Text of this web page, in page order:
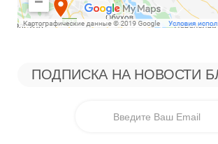
ПОДПИСКА НА НОВОСТИ